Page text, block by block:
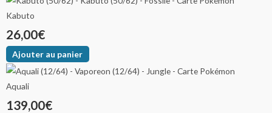
Kabuto
26,00€
Ajouter au panier
Aquali
139,00€